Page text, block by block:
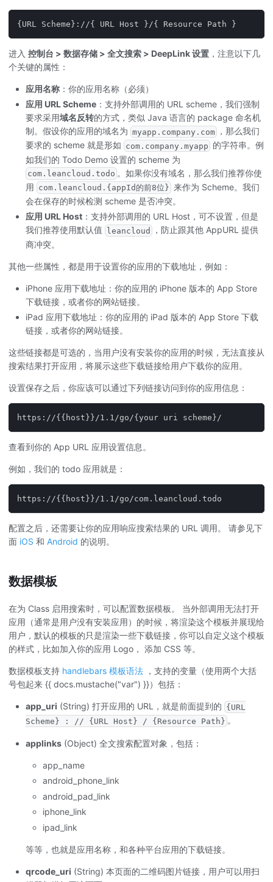
{URL Scheme}://{ URL Host }/{ Resource Path }
进入 控制台 > 数据存储 > 全文搜索 > DeepLink 设置 ，注意以下几
个关键的属性：
应用名称 ：你的应用名称（必须）
应用 URL Scheme ：支持外部调用的 URL scheme，我们强制
要求采用域名反转的方式，类似 Java 语言的 package 命名机
制。假设你的应用的域名为 myapp.company.com，那么我们
要求的 scheme 就是形如 com.company.myapp 的字符串。例
如我们的 Todo Demo 设置的 scheme 为
com.leancloud.todo 。如果你没有域名，那么我们推荐你使
用 com.leancloud.{appId的前8位} 来作为 Scheme。我们
会在保存的时候检测 scheme 是否冲突。
应用 URL Host ：支持外部调用的 URL Host，可不设置，但是
我们推荐使用默认值 leancloud ，防止跟其他 AppURL 提供
商冲突。
其他一些属性，都是用于设置你的应用的下载地址，例如：
iPhone 应用下载地址：你的应用的 iPhone 版本的 App Store
下载链接，或者你的网站链接。
iPad 应用下载地址：你的应用的 iPad 版本的 App Store 下载
链接，或者你的网站链接。
这些链接都是可选的，当用户没有安装你的应用的时候，无法直接从
搜索结果打开应用，将展示这些下载链接给用户下载你的应用。
设置保存之后，你应该可以通过下列链接访问到你的应用信息：
https://{{host}}/1.1/go/{your uri scheme}/
查看到你的 App URL 应用设置信息。
例如，我们的 todo 应用就是：
https://{{host}}/1.1/go/com.leancloud.todo
配置之后，还需要让你的应用响应搜索结果的 URL 调用。 请参见下
面 iOS 和 Android 的说明。
数据模板
在为 Class 启用搜索时，可以配置数据模板。 当外部调用无法打开
应用（通常是用户没有安装应用）的时候，将渲染这个模板并展现给
用户，默认的模板的只是渲染一些下载链接，你可以自定义这个模板
的样式，比如加入你的应用 Logo， 添加 CSS 等。
数据模板支持 handlebars 模板语法 ，支持的变量（使用两个大括
号包起来 {{ docs.mustache("var") }}）包括：
app_uri (String) 打开应用的 URL，就是前面提到的 {URL
Scheme} : // {URL Host} / {Resource Path} 。
applinks (Object) 全文搜索配置对象，包括：
app_name
android_phone_link
android_pad_link
iphone_link
ipad_link
等等，也就是应用名称，和各种平台应用的下载链接。
qrcode_uri (String) 本页面的二维码图片链接，用户可以用扫